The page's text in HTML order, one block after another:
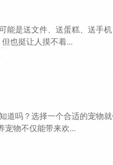
能是送文件、送蛋糕、送手
也挺让人摸不着...
道吗？选择一个合适的宠物
宠物不仅能带来欢...